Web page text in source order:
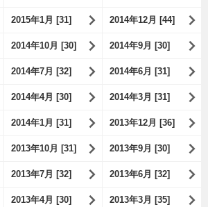
2015年1月 [31] 2014年12月 [44]
2014年10月 [30] 2014年9月 [30]
2014年7月 [32] 2014年6月 [31]
2014年4月 [30] 2014年3月 [31]
2014年1月 [31] 2013年12月 [36]
2013年10月 [31] 2013年9月 [30]
2013年7月 [32] 2013年6月 [32]
2013年4月 [30] 2013年3月 [35]